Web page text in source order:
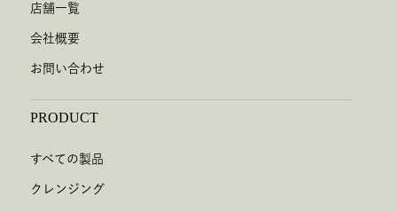
店舗一覧
会社概要
お問い合わせ
PRODUCT
すべての製品
クレンジング